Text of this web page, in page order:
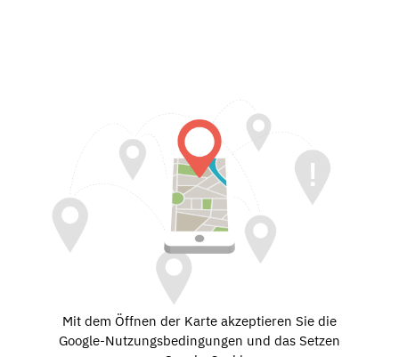
Mit dem Öffnen der Karte akzeptieren Sie die
Google-Nutzungsbedingungen und das Setzen